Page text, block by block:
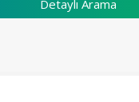
Detaylı Arama